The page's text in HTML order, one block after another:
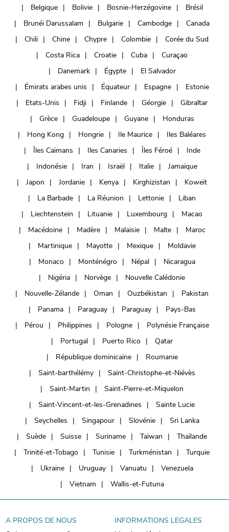
Belgique
Bolivie Bosnie-Herzégovine
Brésil
Brunéi Darussalam
Bulgarie Cambodge
Canada
Chili
Chine Chypre Colombie
Corée du Sud
Costa Rica
Croatie Cuba
Curaçao
Danemark
Égypte
El Salvador
Émirats arabes unis
Équateur Espagne
Estonie
Etats-Unis
Fidji Finlande Géorgie
Gibraltar
Grèce
Guadeloupe Guyane
Honduras
Hong Kong
Hongrie Ile Maurice
Iles Baléares
Îles Caïmans
Iles Canaries Îles Féroé
Inde
Indonésie
Iran Israël Italie
Jamaïque
Japon
Jordanie Kenya Kirghizistan
Koweït
La Barbade
La Réunion Lettonie
Liban
Liechtenstein
Lituanie Luxembourg
Macao
Macédoine
Madère Malaisie Malte
Maroc
Martinique
Mayotte Mexique
Moldavie
Monaco
Monténégro Népal
Nicaragua
Nigéria
Norvège
Nouvelle Calédonie
Nouvelle-Zélande
Oman Ouzbékistan
Pakistan
Panama
Paraguay Paraguay
Pays-Bas
Pérou
Philippines Pologne
Polynésie Française
Portugal
Puerto Rico
Qatar
République dominicaine
Roumanie
Saint-barthélémy
Saint-Christophe-et-Niévès
Saint-Martin
Saint-Pierre-et-Miquelon
Saint-Vincent-et-les-Grenadines
Sainte Lucie
Seychelles
Singapour Slovénie
Sri Lanka
Suède
Suisse Suriname Taïwan
Thaïlande
Trinité-et-Tobago
Tunisie Turkménistan
Turquie
Ukraine
Uruguay Vanuatu
Venezuela
Vietnam
Wallis-et-Futuna
A PROPOS DE NOUS
INFORMATIONS LEGALES